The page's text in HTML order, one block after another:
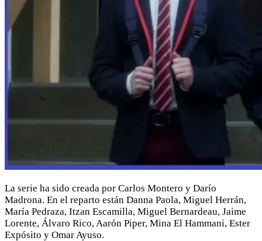
La serie ha sido creada por Carlos Montero y Darío
Madrona. En el reparto están Danna Paola, Miguel Herrán,
María Pedraza, Itzan Escamilla, Miguel Bernardeau, Jaime
Lorente, Álvaro Rico, Aarón Piper, Mina El Hammani, Ester
Expósito y Omar Ayuso.